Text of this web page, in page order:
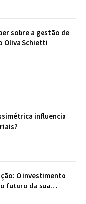
sobre a gestão de
Oliva Schietti
influencia
O investimento
futuro da sua